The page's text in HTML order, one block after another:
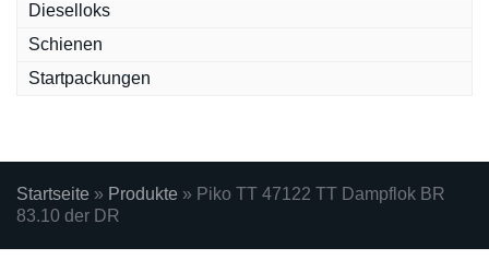
Dieselloks
Schienen
Startpackungen
Startseite » Produkte » Piko TT 47122 TT Dampflok BR
83.10 der DR